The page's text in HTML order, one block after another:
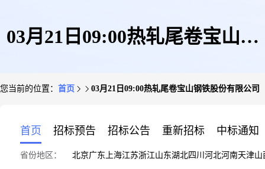
03月21日09:00热轧尾卷宝山钢
您当前的位置： 首页 03月21日09:00热轧尾卷宝山钢铁股份有限公司
首页 招标预告 招标公告 重新招标 中标通知
省份地区： 北京广东 上海江苏浙江山东湖北四川 河北河南天津山